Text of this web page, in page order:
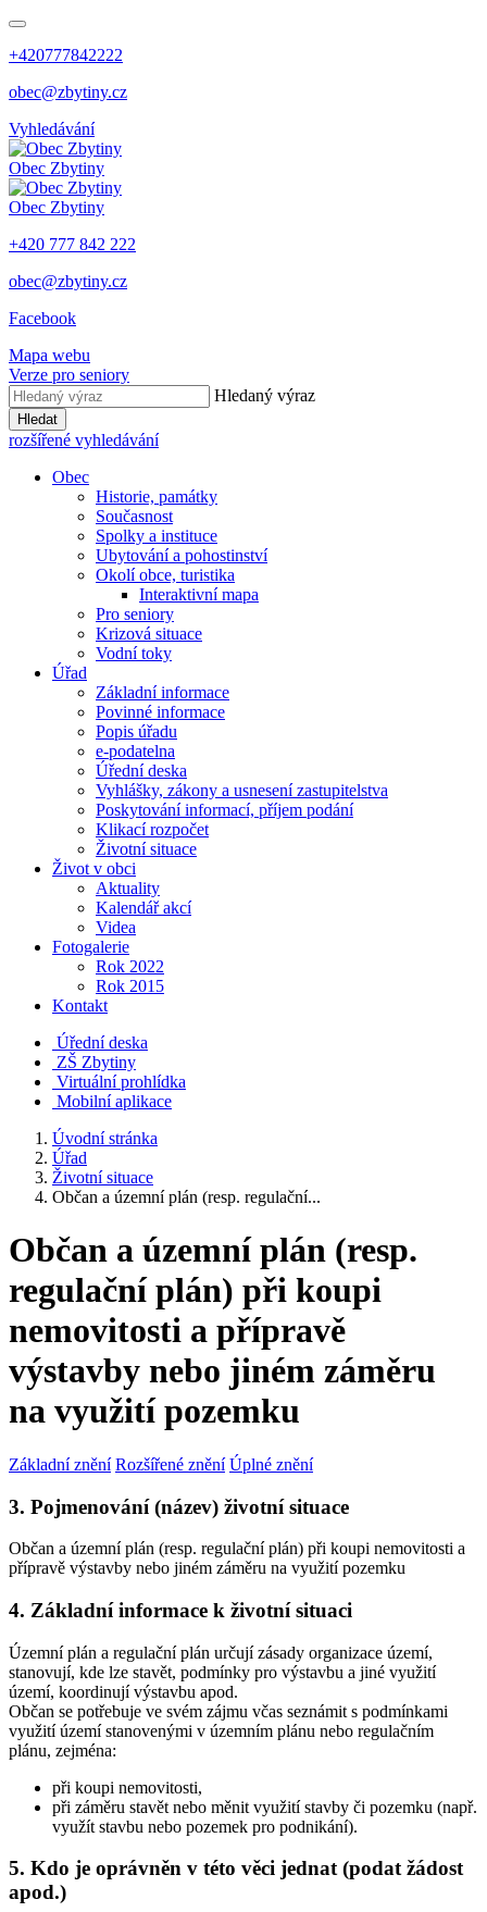
+420777842222
obec@zbytiny.cz
Vyhledávání
Obec Zbytiny
Obec Zbytiny
+420 777 842 222
obec@zbytiny.cz
Facebook
Mapa webu
Verze pro seniory
Hledaný výraz
Hledat
rozšířené vyhledávání
Obec
Historie, památky
Současnost
Spolky a instituce
Ubytování a pohostinství
Okolí obce, turistika
Interaktivní mapa
Pro seniory
Krizová situace
Vodní toky
Úřad
Základní informace
Povinné informace
Popis úřadu
e-podatelna
Úřední deska
Vyhlášky, zákony a usnesení zastupitelstva
Poskytování informací, příjem podání
Klikací rozpočet
Životní situace
Život v obci
Aktuality
Kalendář akcí
Videa
Fotogalerie
Rok 2022
Rok 2015
Kontakt
Úřední deska
ZŠ Zbytiny
Virtuální prohlídka
Mobilní aplikace
Úvodní stránka
Úřad
Životní situace
Občan a územní plán (resp. regulační...
Občan a územní plán (resp.
regulační plán) při koupi
nemovitosti a přípravě
výstavby nebo jiném záměru
na využití pozemku
Základní znění Rozšířené znění Úplné znění
3. Pojmenování (název) životní situace
Občan a územní plán (resp. regulační plán) při koupi nemovitosti a
přípravě výstavby nebo jiném záměru na využití pozemku
4. Základní informace k životní situaci
Územní plán a regulační plán určují zásady organizace území,
stanovují, kde lze stavět, podmínky pro výstavbu a jiné využití
území, koordinují výstavbu apod.
Občan se potřebuje ve svém zájmu včas seznámit s podmínkami
využití území stanovenými v územním plánu nebo regulačním
plánu, zejména:
při koupi nemovitosti,
při záměru stavět nebo měnit využití stavby či pozemku (např.
využít stavbu nebo pozemek pro podnikání).
5. Kdo je oprávněn v této věci jednat (podat žádost
apod.)